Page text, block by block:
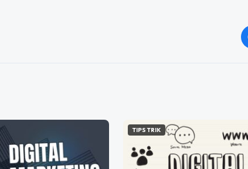
TIPS TRIK